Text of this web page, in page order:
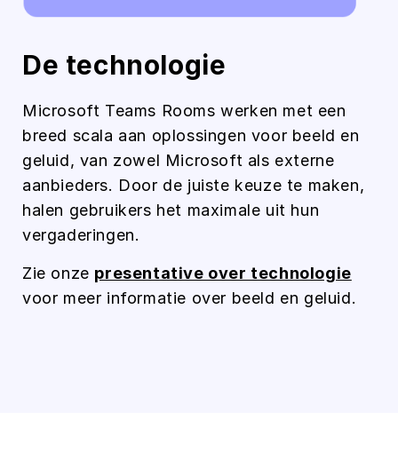
De technologie
Microsoft Teams Rooms werken met een
breed scala aan oplossingen voor beeld en
geluid, van zowel Microsoft als externe
aanbieders. Door de juiste keuze te maken,
halen gebruikers het maximale uit hun
vergaderingen.
Zie onze presentative over technologie
voor meer informatie over beeld en geluid.